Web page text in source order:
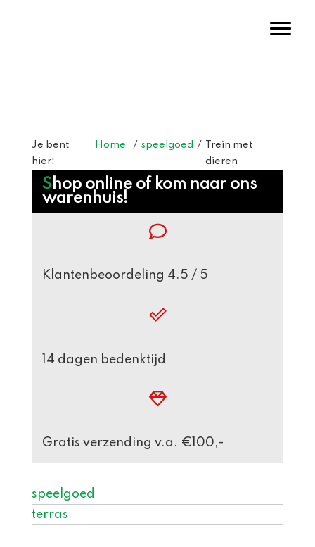
Je bent
hier:
Home / speelgoed /
Trein met
dieren
Webshop
Sidebar
Shop online of kom naar ons
warenhuis!
Klantenbeoordeling 4.5 / 5
14 dagen bedenktijd
Gratis verzending v.a. €100,-
speelgoed
terras